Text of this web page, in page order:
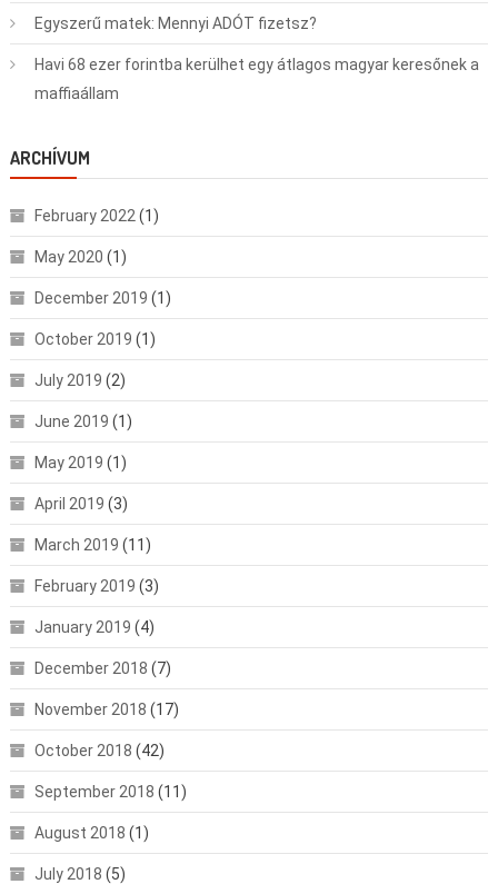
Egyszerű matek: Mennyi ADÓT fizetsz?
Havi 68 ezer forintba kerülhet egy átlagos magyar keresőnek a
maffiaállam
ARCHÍVUM
February 2022 (1)
May 2020 (1)
December 2019 (1)
October 2019 (1)
July 2019 (2)
June 2019 (1)
May 2019 (1)
April 2019 (3)
March 2019 (11)
February 2019 (3)
January 2019 (4)
December 2018 (7)
November 2018 (17)
October 2018 (42)
September 2018 (11)
August 2018 (1)
July 2018 (5)